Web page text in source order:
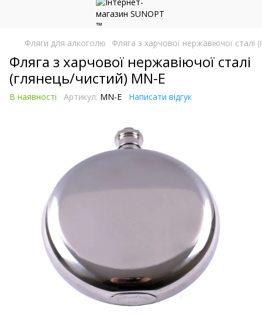
Фляги для алкоголю Фляга з харчової нержавіючої сталі
Фляга з харчової нержавіючої сталі
(глянець/чистий) MN-E
В наявності Артикул: MN-E Написати відгук